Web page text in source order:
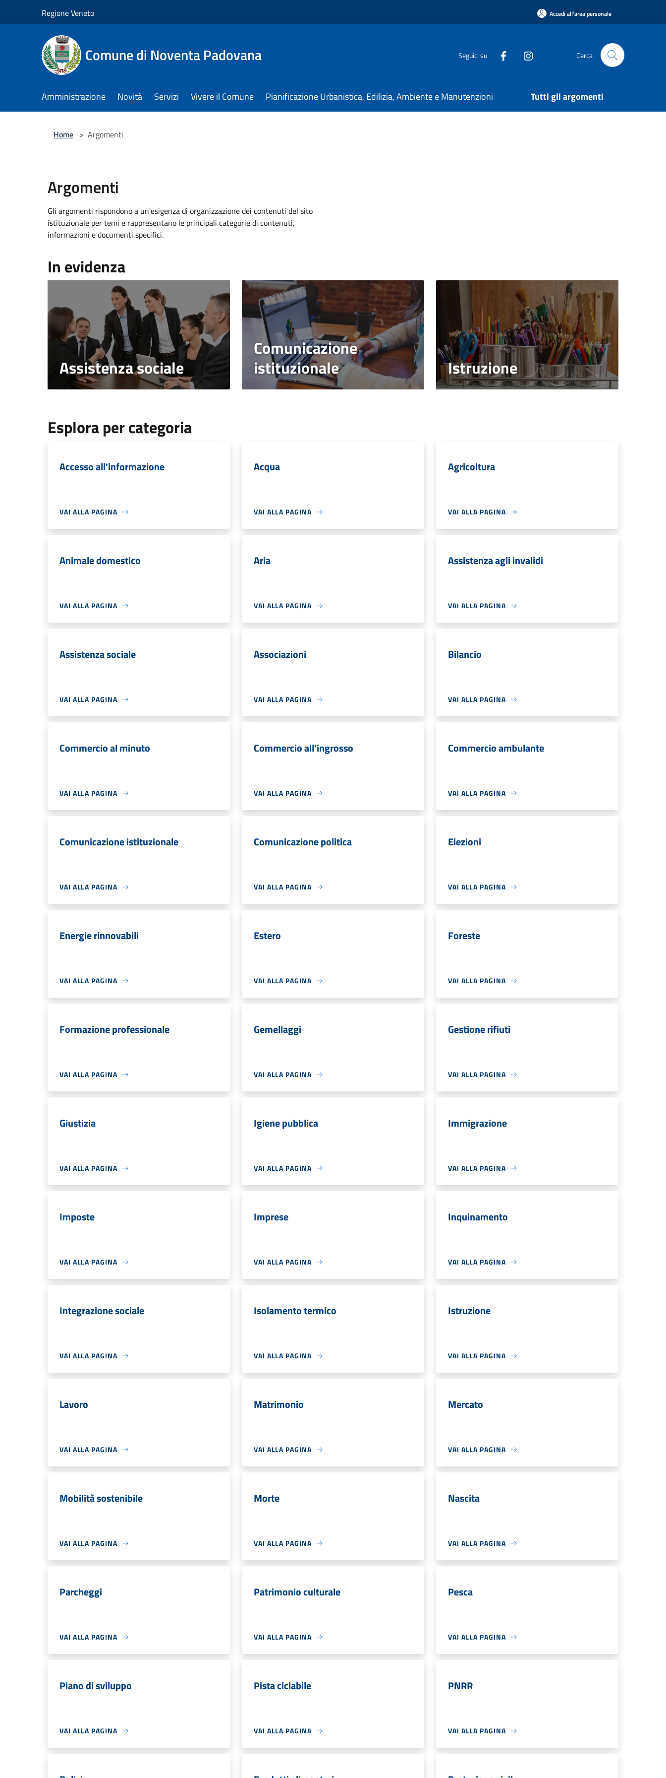
Regione Veneto Accedi all'area personale
Comune di Noventa Padovana Seguici su Cerca
Amministrazione Novità Servizi Vivere il Comune Pianificazione Urbanistica, Edilizia, Ambiente e Manutenzioni Tutti gli argomenti
Home > Argomenti
Argomenti
Gli argomenti rispondono a un'esigenza di organizzazione dei contenuti del sito
istituzionale per temi e rappresentano le principali categorie di contenuti,
informazioni e documenti specifici.
In evidenza
Assistenza sociale
Comunicazione
istituzionale
Istruzione
Esplora per categoria
Accesso all'informazione
VAI ALLA PAGINA
Acqua
VAI ALLA PAGINA
Agricoltura
VAI ALLA PAGINA
Animale domestico
VAI ALLA PAGINA
Aria
VAI ALLA PAGINA
Assistenza agli invalidi
VAI ALLA PAGINA
Assistenza sociale
VAI ALLA PAGINA
Associazioni
VAI ALLA PAGINA
Bilancio
VAI ALLA PAGINA
Commercio al minuto
VAI ALLA PAGINA
Commercio all'ingrosso
VAI ALLA PAGINA
Commercio ambulante
VAI ALLA PAGINA
Comunicazione istituzionale
VAI ALLA PAGINA
Comunicazione politica
VAI ALLA PAGINA
Elezioni
VAI ALLA PAGINA
Energie rinnovabili
VAI ALLA PAGINA
Estero
VAI ALLA PAGINA
Foreste
VAI ALLA PAGINA
Formazione professionale
VAI ALLA PAGINA
Gemellaggi
VAI ALLA PAGINA
Gestione rifiuti
VAI ALLA PAGINA
Giustizia
VAI ALLA PAGINA
Igiene pubblica
VAI ALLA PAGINA
Immigrazione
VAI ALLA PAGINA
Imposte
VAI ALLA PAGINA
Imprese
VAI ALLA PAGINA
Inquinamento
VAI ALLA PAGINA
Integrazione sociale
VAI ALLA PAGINA
Isolamento termico
VAI ALLA PAGINA
Istruzione
VAI ALLA PAGINA
Lavoro
VAI ALLA PAGINA
Matrimonio
VAI ALLA PAGINA
Mercato
VAI ALLA PAGINA
Mobilità sostenibile
VAI ALLA PAGINA
Morte
VAI ALLA PAGINA
Nascita
VAI ALLA PAGINA
Parcheggi
VAI ALLA PAGINA
Patrimonio culturale
VAI ALLA PAGINA
Pesca
VAI ALLA PAGINA
Piano di sviluppo
VAI ALLA PAGINA
Pista ciclabile
VAI ALLA PAGINA
PNRR
VAI ALLA PAGINA